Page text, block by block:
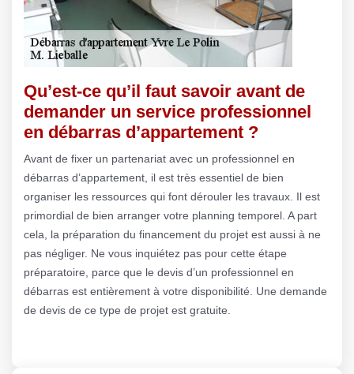
Qu’est-ce qu’il faut savoir avant de
demander un service professionnel
en débarras d’appartement ?
Avant de fixer un partenariat avec un professionnel en
débarras d’appartement, il est très essentiel de bien
organiser les ressources qui font dérouler les travaux. Il est
primordial de bien arranger votre planning temporel. A part
cela, la préparation du financement du projet est aussi à ne
pas négliger. Ne vous inquiétez pas pour cette étape
préparatoire, parce que le devis d’un professionnel en
débarras est entièrement à votre disponibilité. Une demande
de devis de ce type de projet est gratuite.